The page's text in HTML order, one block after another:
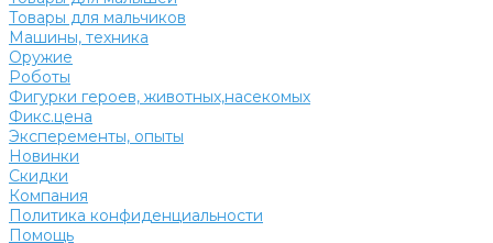
Товары для мальчиков
Машины, техника
Оружие
Роботы
Фигурки героев, животных,насекомых
Фикс.цена
Эксперементы, опыты
Новинки
Скидки
Компания
Политика конфиденциальности
Помощь